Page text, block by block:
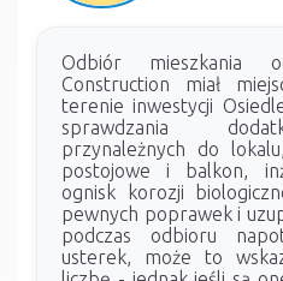
Odbiór mieszkania
Construction miał
terenie inwestycji
sprawdzania
przynależnych do
postojowe i balkon,
ognisk korozji
pewnych poprawek i
podczas odbioru
usterek, może to